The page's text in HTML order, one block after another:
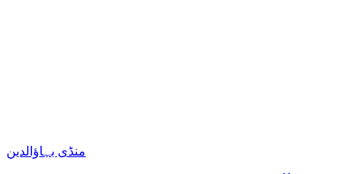
منڈی بہاؤالدین